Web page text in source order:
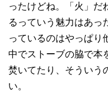
ったけどね。「火」だ
るっていう魅力はあっ
っているのはやっぱり
中でストーブの脇で本
焚いてたり、そういう
い。